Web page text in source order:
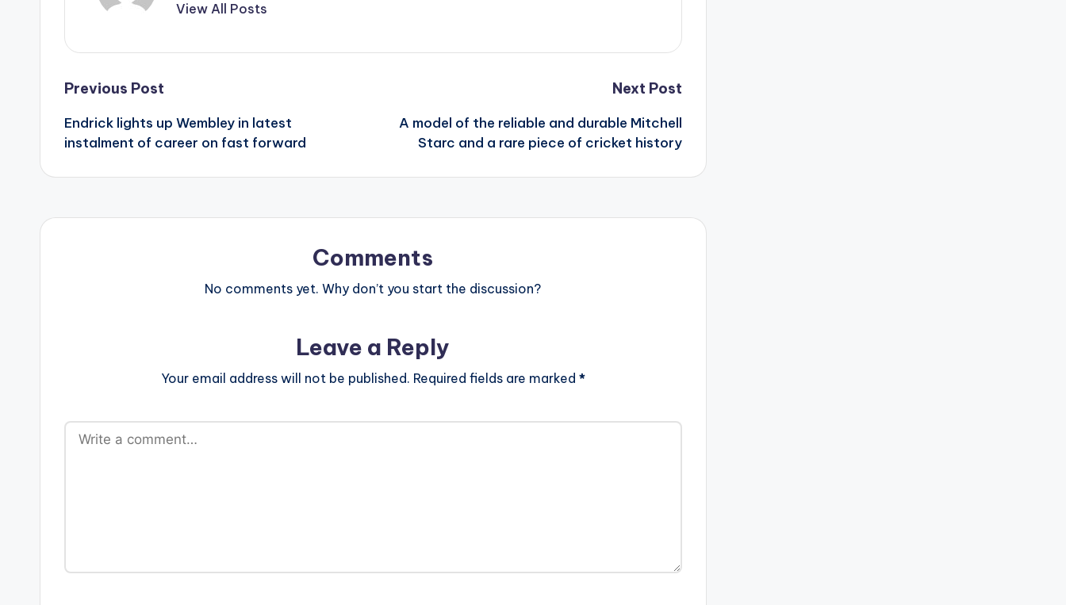
View All Posts
Post
navigation
Previous Post
Endrick lights up Wembley in latest
instalment of career on fast forward
Next Post
A model of the reliable and durable Mitchell
Starc and a rare piece of cricket history
Comments
No comments yet. Why don’t you start the discussion?
Leave a Reply
Your email address will not be published. Required fields are marked *